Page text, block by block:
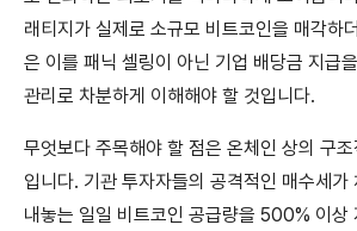
래티지가 실제로 소규모 비트코인을 매각하
은 이를 패닉 셀링이 아닌 기업 배당금 지급
관리로 차분하게 이해해야 할 것입니다.
무엇보다 주목해야 할 점은 온체인 상의 구
입니다. 기관 투자자들의 공격적인 매수세가
내놓는 일일 비트코인 공급량을 500% 이상